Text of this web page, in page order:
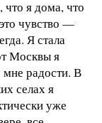
что я дома, что
чувство —
Я стала
Москвы я
мне радости. В
селах я
уже